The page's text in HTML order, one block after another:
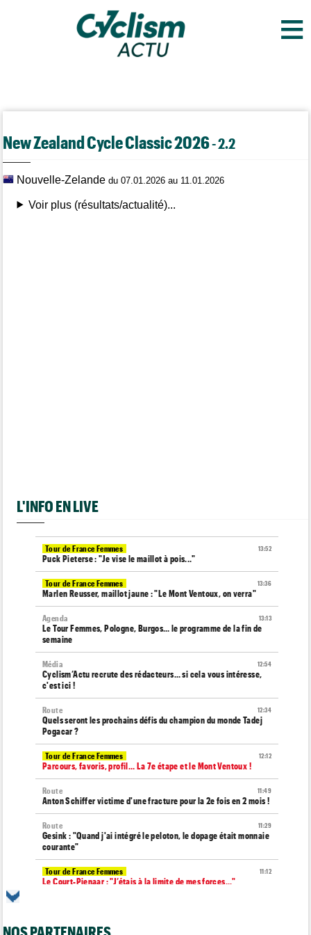
≡
New Zealand Cycle Classic 2026- 2.2
Nouvelle-Zelandedu 07.01.2026 au 11.01.2026
Voir plus (résultats/actualité)...
L'INFO EN LIVE
13:52
Tour de France Femmes
Puck Pieterse : "Je vise le maillot à pois..."
13:36
Tour de France Femmes
Marlen Reusser, maillot jaune : "Le Mont Ventoux, on verra"
13:13
Agenda
Le Tour Femmes, Pologne, Burgos… le programme de la fin de
semaine
12:54
Média
Cyclism’Actu recrute des rédacteurs… si cela vous intéresse,
c'est ici !
12:34
Route
Quels seront les prochains défis du champion du monde Tadej
Pogacar ?
12:12
Tour de France Femmes
Parcours, favoris, profil… La 7e étape et le Mont Ventoux !
11:49
Route
Anton Schiffer victime d'une fracture pour la 2e fois en 2 mois !
11:29
Route
Gesink : "Quand j'ai intégré le peloton, le dopage était monnaie
courante"
11:12
Tour de France Femmes
Le Court-Pienaar : "J’étais à la limite de mes forces..."